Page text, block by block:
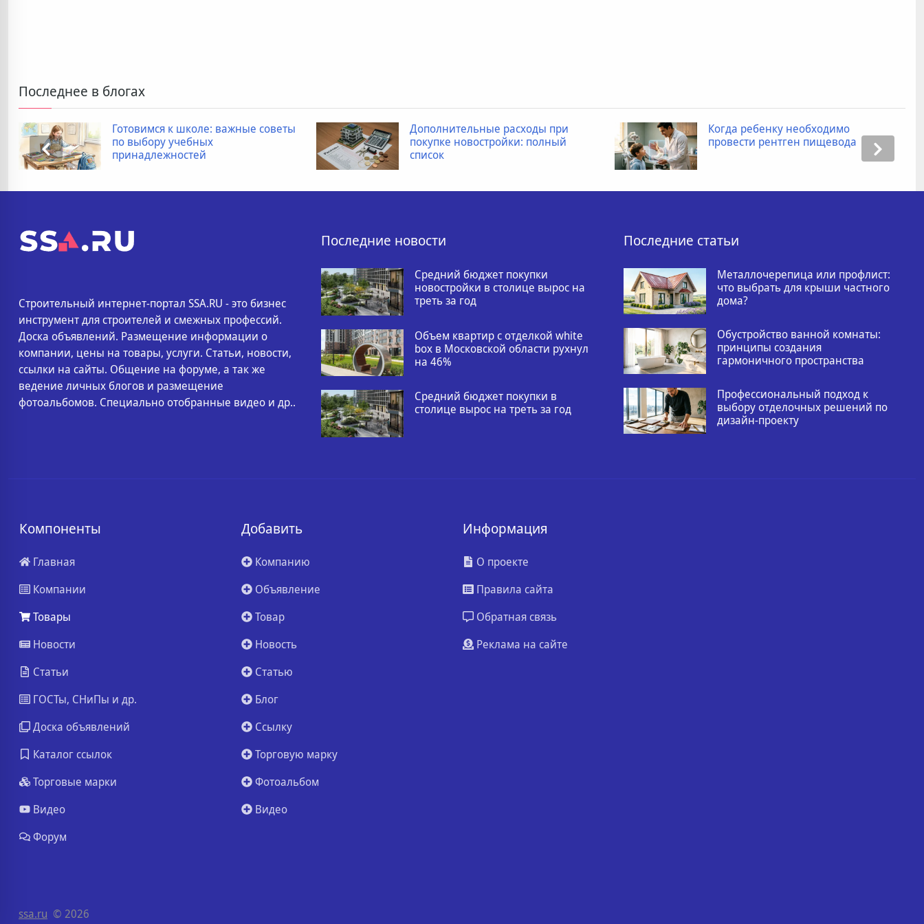
Последнее в блогах
Готовимся к школе: важные советы
по выбору учебных
принадлежностей
Дополнительные расходы при
покупке новостройки: полный
список
Когда ребенку необходимо
провести рентген пищевода
Строительный интернет-портал SSA.RU - это бизнес
инструмент для строителей и смежных профессий.
Доска объявлений. Размещение информации о
компании, цены на товары, услуги. Статьи, новости,
ссылки на сайты. Общение на форуме, а так же
ведение личных блогов и размещение
фотоальбомов. Специально отобранные видео и др..
Последние новости
Средний бюджет покупки
новостройки в столице вырос на
треть за год
Объем квартир с отделкой white
box в Московской области рухнул
на 46%
Средний бюджет покупки в
столице вырос на треть за год
Последние статьи
Металлочерепица или профлист:
что выбрать для крыши частного
дома?
Обустройство ванной комнаты:
принципы создания
гармоничного пространства
Профессиональный подход к
выбору отделочных решений по
дизайн-проекту
Компоненты
Главная
Компании
Товары
Новости
Статьи
ГОСТы, СНиПы и др.
Доска объявлений
Каталог ссылок
Торговые марки
Видео
Форум
Добавить
Компанию
Объявление
Товар
Новость
Статью
Блог
Ссылку
Торговую марку
Фотоальбом
Видео
Информация
О проекте
Правила сайта
Обратная связь
Реклама на сайте
ssa.ru © 2026